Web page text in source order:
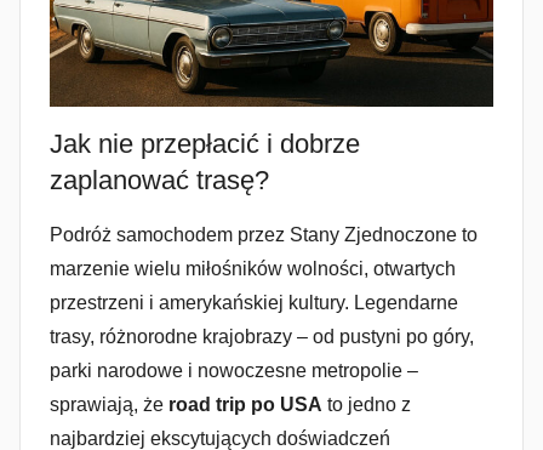
Jak nie przepłacić i dobrze
zaplanować trasę?
Podróż samochodem przez Stany Zjednoczone to
marzenie wielu miłośników wolności, otwartych
przestrzeni i amerykańskiej kultury. Legendarne
trasy, różnorodne krajobrazy – od pustyni po góry,
parki narodowe i nowoczesne metropolie –
sprawiają, że road trip po USA to jedno z
najbardziej ekscytujących doświadczeń